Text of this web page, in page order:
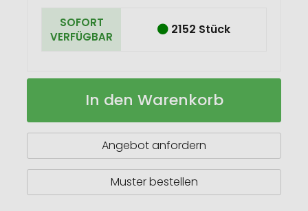
SOFORT
VERFÜGBAR
2152 Stück
Isolierkanne
Auf
In den Warenkorb
Angebot anfordern
Muster bestellen